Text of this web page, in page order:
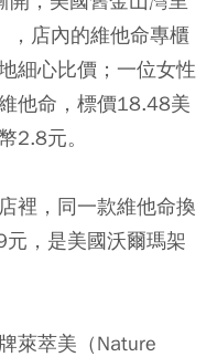
，店內的維他命專櫃
細心比價；一位女性
他命，標價18.48美
2.8元。
裡，同一款維他命換
，是美國沃爾瑪架
萊萃美（Nature